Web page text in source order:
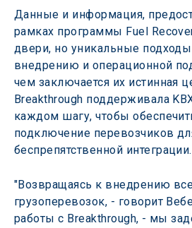
Данные и информация,
рамках программы Fuel
двери, но уникальные подходы
внедрению и операционной
чем заключается их истинная
Breakthrough поддерживала
каждом шагу, чтобы
подключение перевозчиков
беспрепятственной интеграции.
"Возвращаясь к внедрению
грузоперевозок, - говорит
работы с Breakthrough, - мы